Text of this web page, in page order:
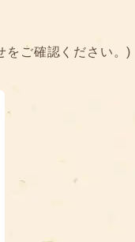
をご確認ください。)